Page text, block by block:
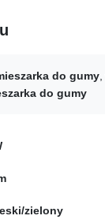
do gumy,
do gumy
zielony